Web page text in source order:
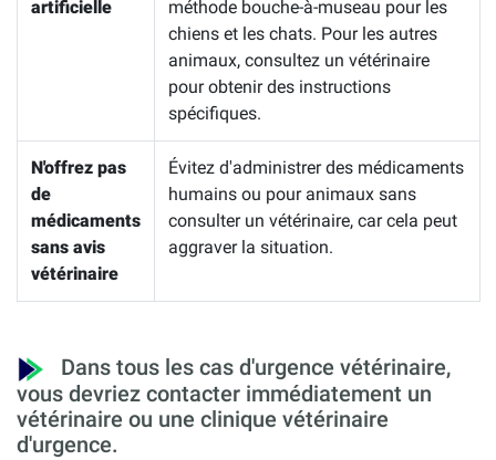
artificielle
méthode bouche-à-museau pour les
chiens et les chats. Pour les autres
animaux, consultez un vétérinaire
pour obtenir des instructions
spécifiques.
N'offrez pas
de
médicaments
sans avis
vétérinaire
Évitez d'administrer des médicaments
humains ou pour animaux sans
consulter un vétérinaire, car cela peut
aggraver la situation.
Dans tous les cas d'urgence vétérinaire,
vous devriez contacter immédiatement un
vétérinaire ou une clinique vétérinaire
d'urgence.